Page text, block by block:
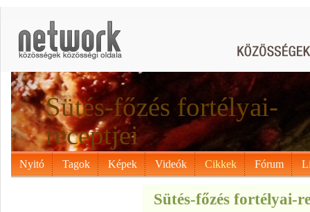
Sütés-főzés fortélyai-
receptjei
Nyitó Tagok Képek Videók Cikkek Fórum
Sütés-főzés fortélyai-